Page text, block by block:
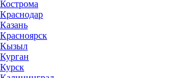
Кострома
Краснодар
Казань
Красноярск
Кызыл
Курган
Курск